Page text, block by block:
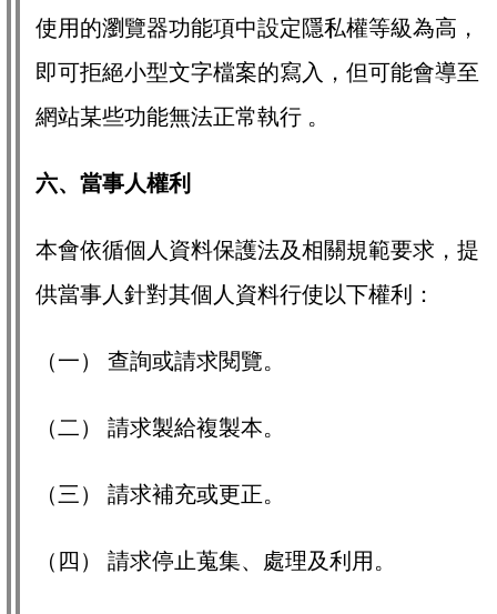
使用的瀏覽器功能項中設定隱私權等級為高，
即可拒絕小型文字檔案的寫入，但可能會導至
網站某些功能無法正常執行 。
六、當事人權利
本會依循個人資料保護法及相關規範要求，提
供當事人針對其個人資料行使以下權利：
（一） 查詢或請求閱覽。
（二） 請求製給複製本。
（三） 請求補充或更正。
（四） 請求停止蒐集、處理及利用。